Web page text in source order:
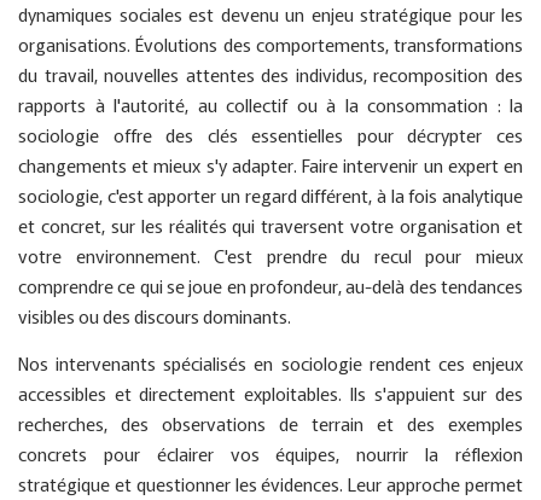
dynamiques sociales est devenu un enjeu stratégique pour les
organisations. Évolutions des comportements, transformations
du travail, nouvelles attentes des individus, recomposition des
rapports à l'autorité, au collectif ou à la consommation : la
sociologie offre des clés essentielles pour décrypter ces
changements et mieux s'y adapter. Faire intervenir un expert en
sociologie, c'est apporter un regard différent, à la fois analytique
et concret, sur les réalités qui traversent votre organisation et
votre environnement. C'est prendre du recul pour mieux
comprendre ce qui se joue en profondeur, au-delà des tendances
visibles ou des discours dominants.
Nos intervenants spécialisés en sociologie rendent ces enjeux
accessibles et directement exploitables. Ils s'appuient sur des
recherches, des observations de terrain et des exemples
concrets pour éclairer vos équipes, nourrir la réflexion
stratégique et questionner les évidences. Leur approche permet